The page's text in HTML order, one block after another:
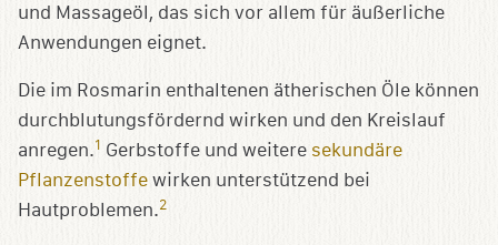
und Massageöl, das sich vor allem für äußerliche
Anwendungen eignet.
Die im Rosmarin enthaltenen ätherischen Öle können
durchblutungsfördernd wirken und den Kreislauf
anregen.1 Gerbstoffe und weitere sekundäre
Pflanzenstoffe wirken unterstützend bei
Hautproblemen.2